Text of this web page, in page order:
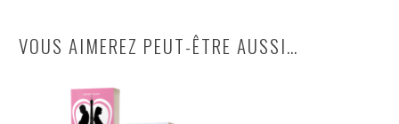
VOUS AIMEREZ PEUT-ÊTRE AUSSI…